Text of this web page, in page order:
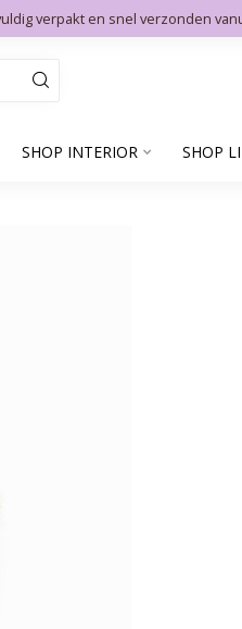
verpakt en snel verzonden
SHOP INTERIOR SHOP